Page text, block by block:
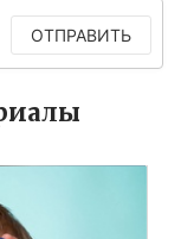
ОТПРАВИТЬ